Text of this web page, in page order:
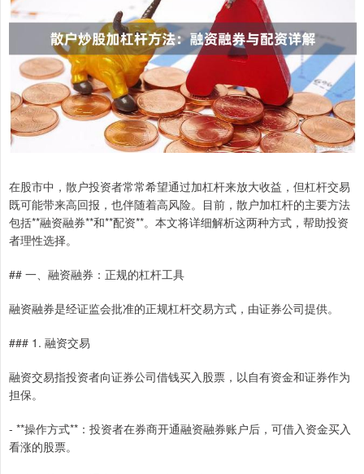
在股市中，散户投资者常常希望通过加杠杆来放大收益，但杠杆交易
既可能带来高回报，也伴随着高风险。目前，散户加杠杆的主要方法
包括**融资融券**和**配资**。本文将详细解析这两种方式，帮助投资
者理性选择。
## 一、融资融券：正规的杠杆工具
融资融券是经证监会批准的正规杠杆交易方式，由证券公司提供。
### 1. 融资交易
融资交易指投资者向证券公司借钱买入股票，以自有资金和证券作为
担保。
- **操作方式**：投资者在券商开通融资融券账户后，可借入资金买入
看涨的股票。